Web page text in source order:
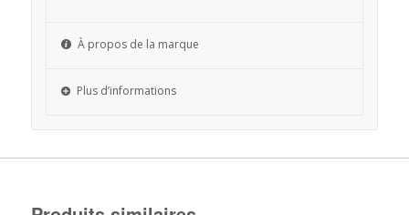
À propos de la marque
Plus d’informations